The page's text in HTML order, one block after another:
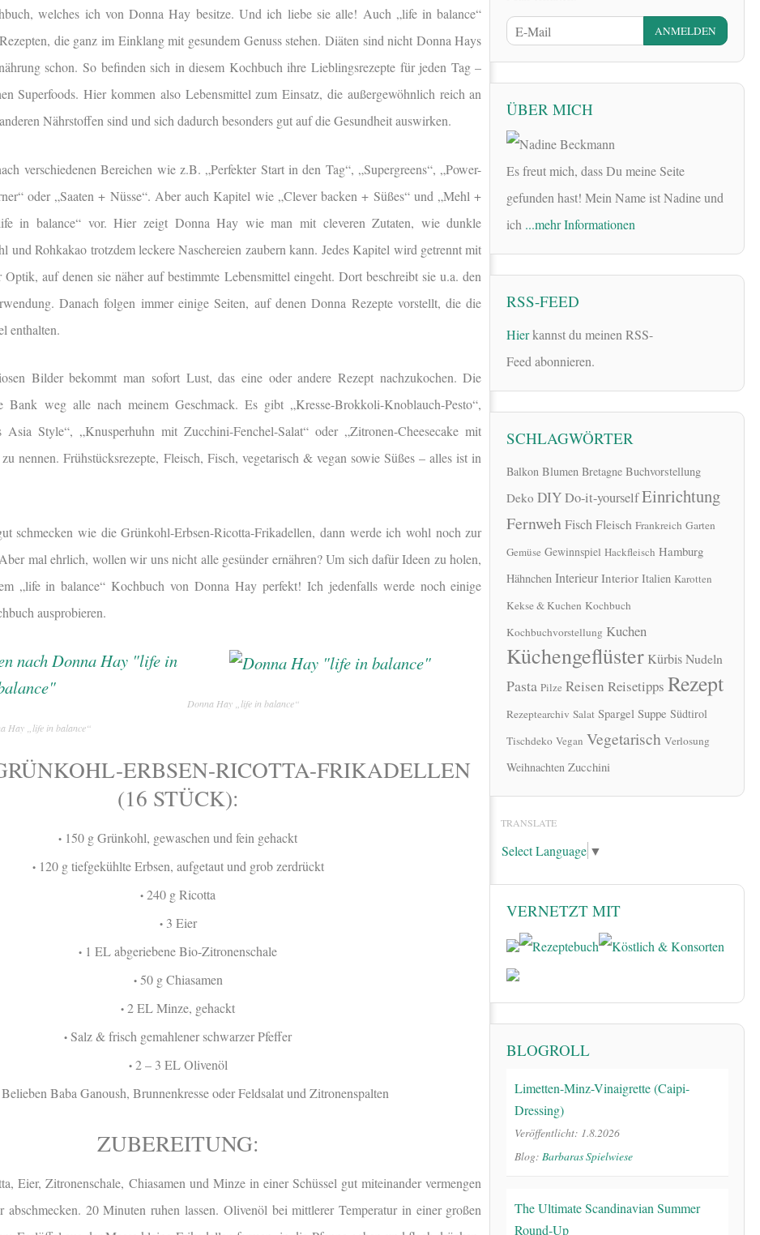
welches ich von Donna Hay besitze. Und ich liebe sie alle! Auch „life in balance“
die ganz im Einklang mit gesundem Genuss stehen. Diäten sind nicht Donna Hays
schon. So befinden sich in diesem Kochbuch ihre Lieblingsrezepte für jeden Tag –
Superfoods. Hier kommen also Lebensmittel zum Einsatz, die außergewöhnlich reich an
Nährstoffen sind und sich dadurch besonders gut auf die Gesundheit auswirken.
verschiedenen Bereichen wie z.B. „Perfekter Start in den Tag“, „Supergreens“, „Power-
oder „Saaten + Nüsse“. Aber auch Kapitel wie „Clever backen + Süßes“ und „Mehl +
in balance“ vor. Hier zeigt Donna Hay wie man mit cleveren Zutaten, wie dunkle
und Rohkakao trotzdem leckere Naschereien zaubern kann. Jedes Kapitel wird getrennt mit
auf denen sie näher auf bestimmte Lebensmittel eingeht. Dort beschreibt sie u.a. den
Danach folgen immer einige Seiten, auf denen Donna Rezepte vorstellt, die die
enthalten.
Bilder bekommt man sofort Lust, das eine oder andere Rezept nachzukochen. Die
weg alle nach meinem Geschmack. Es gibt „Kresse-Brokkoli-Knoblauch-Pesto“,
Style“, „Knusperhuhn mit Zucchini-Fenchel-Salat“ oder „Zitronen-Cheesecake mit
nennen. Frühstücksrezepte, Fleisch, Fisch, vegetarisch & vegan sowie Süßes – alles ist in
schmecken wie die Grünkohl-Erbsen-Ricotta-Frikadellen, dann werde ich wohl noch zur
mal ehrlich, wollen wir uns nicht alle gesünder ernähren? Um sich dafür Ideen zu holen,
„life in balance“ Kochbuch von Donna Hay perfekt! Ich jedenfalls werde noch einige
ausprobieren.
Hay „life in balance“
Donna Hay „life in balance“
ERBSEN-RICOTTA-FRIKADELLEN
(16 STÜCK):
• 150 g Grünkohl, gewaschen und fein gehackt
•120 g tiefgekühlte Erbsen, aufgetaut und grob zerdrückt
• 240 g Ricotta
•3 Eier
• 1 EL abgeriebene Bio-Zitronenschale
•50 g Chiasamen
• 2 EL Minze, gehackt
• Salz & frisch gemahlener schwarzer Pfeffer
•2 – 3 EL Olivenöl
Baba Ganoush, Brunnenkresse oder Feldsalat und Zitronenspalten
ZUBEREITUNG:
Eier, Zitronenschale, Chiasamen und Minze in einer Schüssel gut miteinander vermengen
20 Minuten ruhen lassen. Olivenöl bei mittlerer Temperatur in einer großen
ÜBER MICH
Es freut mich, dass Du meine Seite
gefunden hast! Mein Name ist Nadine und
ich ...mehr Informationen
RSS-FEED
Hierkannst du meinen RSS-
Feed abonnieren.
SCHLAGWÖRTER
Balkon Blumen Bretagne Buchvorstellung
Deko DIYDo-it-yourselfEinrichtung
FernwehFischFleisch Frankreich Garten
Gemüse Gewinnspiel Hackfleisch Hamburg
Hähnchen Interieur Interior Italien Karotten
Kekse & Kuchen Kochbuch
Kochbuchvorstellung Kuchen
Küchengeflüster KürbisNudeln
Pasta Pilze Reisen Reisetipps Rezept
Rezeptearchiv Salat Spargel Suppe Südtirol
Tischdeko Vegan Vegetarisch Verlosung
Weihnachten Zucchini
TRANSLATE
Select Language ▼
VERNETZT MIT
BLOGROLL
Limetten-Minz-Vinaigrette (Caipi-
Dressing)
Veröffentlicht: 1.8.2026
Blog: Barbaras Spielwiese
The Ultimate Scandinavian Summer
Round-Up